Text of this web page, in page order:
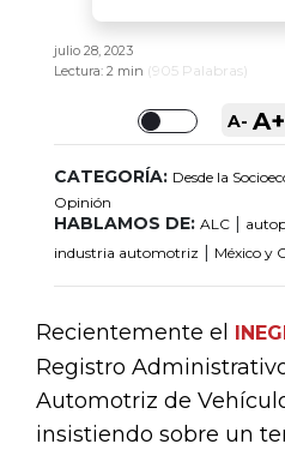
julio 28, 2023
Lectura: 2 min (905 Palabras)
Toggle
A- A+
CATEGORÍA: Desde la
Opinión
HABLAMOS DE: ALC |
industria automotriz | México y
Recientemente el
Registro
Automotriz de
insistiendo sobre un